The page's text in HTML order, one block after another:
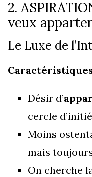
2.
veux
Le Luxe de
Désir d’
cercle
Moins
mais
On cherche